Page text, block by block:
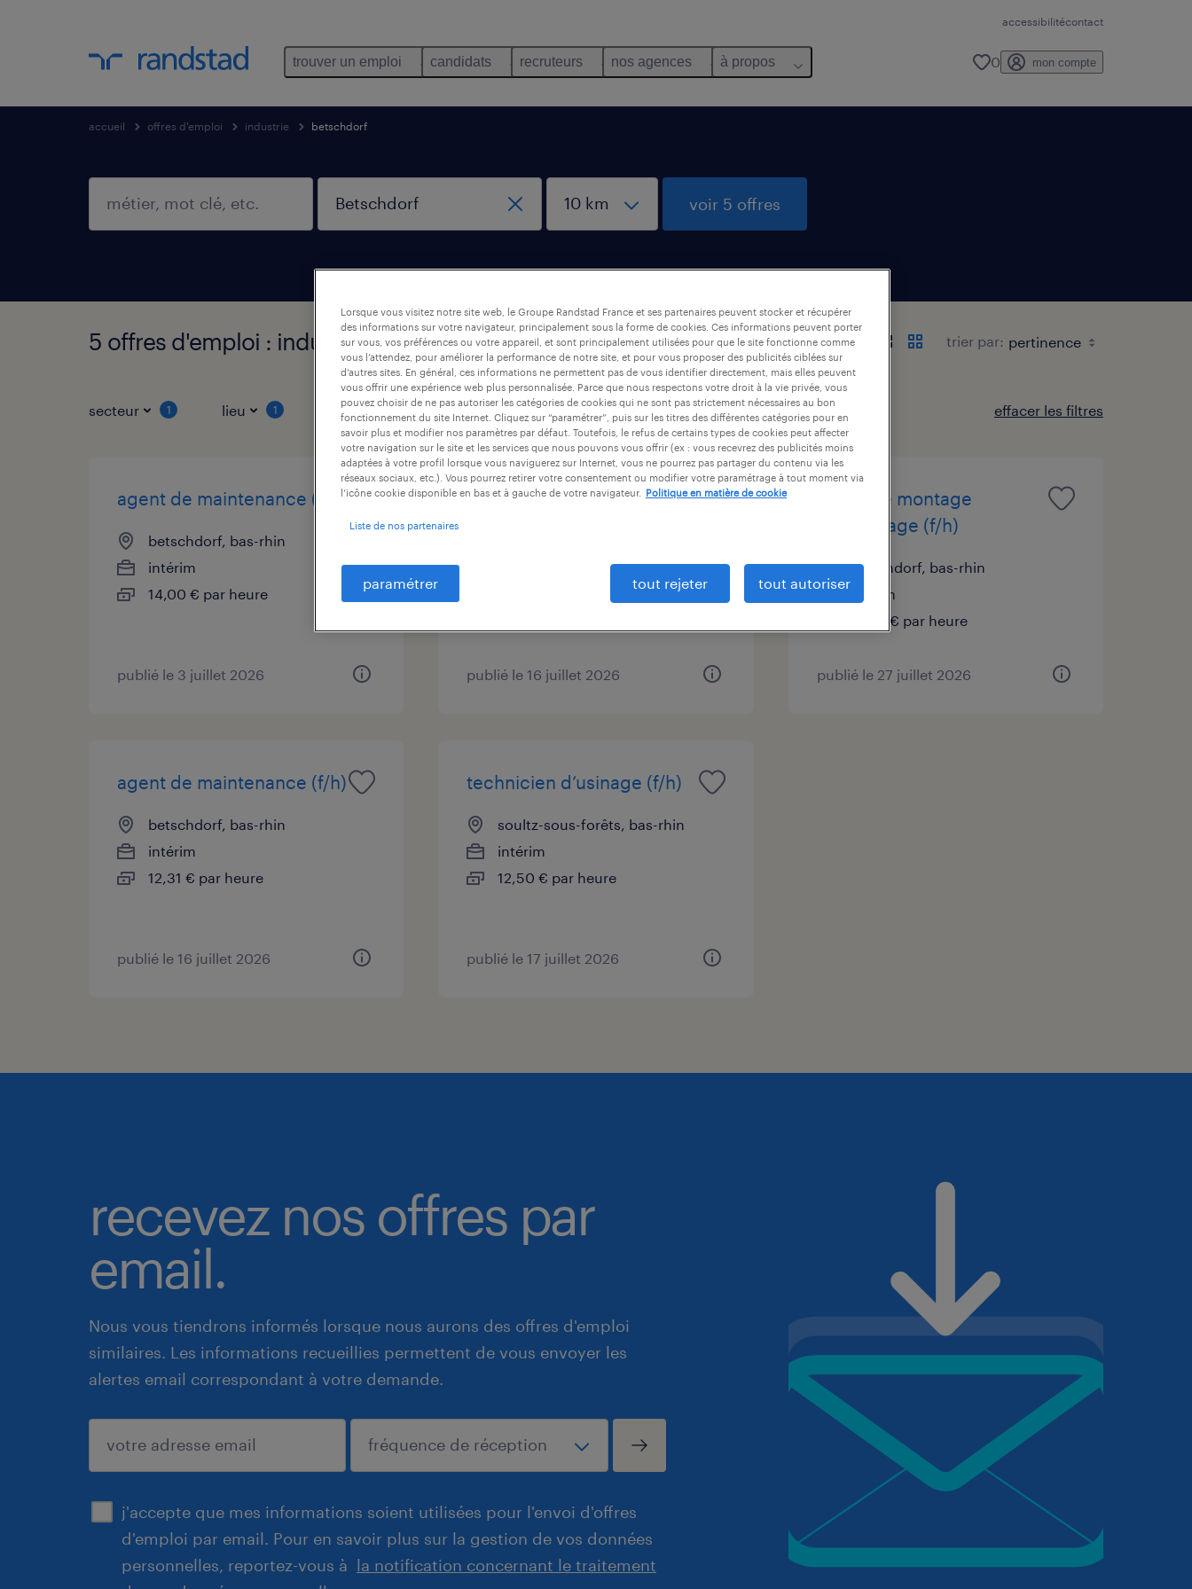
accessibilitécontact
trouver un emploi candidats recruteurs nos agences à propos 0 mon compte
accueil offres d'emploi industrie betschdorf
voir 5 offres
5 offres d'emploi : industrie, Betschdorf trier par:
secteur 1 lieu 1 type de contrat durée du contrat niveau d'expérience effacer les filtres
agent de maintenance (f/h)
betschdorf, bas-rhin
intérim
14,00 € par heure
publié le 3 juillet 2026
magasinier cariste (f/h)
publié le 16 juillet 2026
agent de montage
assemblage (f/h)
betschdorf, bas-rhin
intérim
14,00 € par heure
publié le 27 juillet 2026
agent de maintenance (f/h)
betschdorf, bas-rhin
intérim
12,31 € par heure
publié le 16 juillet 2026
technicien d’usinage (f/h)
soultz-sous-forêts, bas-rhin
intérim
12,50 € par heure
publié le 17 juillet 2026
recevez nos offres par
email.
Nous vous tiendrons informés lorsque nous aurons des offres d'emploi
similaires. Les informations recueillies permettent de vous envoyer les
alertes email correspondant à votre demande.
j'accepte que mes informations soient utilisées pour l'envoi d'offres
d'emploi par email. Pour en savoir plus sur la gestion de vos données
personnelles, reportez-vous à la notification concernant le traitement
enregistrer
Lorsque vous visitez notre site web, le Groupe Randstad France et ses partenaires peuvent stocker et récupérer
des informations sur votre navigateur, principalement sous la forme de cookies. Ces informations peuvent porter
sur vous, vos préférences ou votre appareil, et sont principalement utilisées pour que le site fonctionne comme
vous l’attendez, pour améliorer la performance de notre site, et pour vous proposer des publicités ciblées sur
d’autres sites. En général, ces informations ne permettent pas de vous identifier directement, mais elles peuvent
vous offrir une expérience web plus personnalisée. Parce que nous respectons votre droit à la vie privée, vous
pouvez choisir de ne pas autoriser les catégories de cookies qui ne sont pas strictement nécessaires au bon
fonctionnement du site Internet. Cliquez sur “paramétrer”, puis sur les titres des différentes catégories pour en
savoir plus et modifier nos paramètres par défaut. Toutefois, le refus de certains types de cookies peut affecter
votre navigation sur le site et les services que nous pouvons vous offrir (ex : vous recevrez des publicités moins
adaptées à votre profil lorsque vous naviguerez sur Internet, vous ne pourrez pas partager du contenu via les
réseaux sociaux, etc.). Vous pourrez retirer votre consentement ou modifier votre paramétrage à tout moment via
l’icône cookie disponible en bas et à gauche de votre navigateur.
Politique en matière de cookie
Liste de nos partenaires
paramétrer tout rejeter tout autoriser